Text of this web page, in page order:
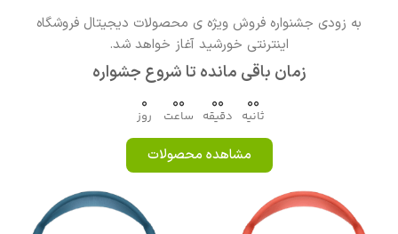
به زودی جشنواره فروش ویژه ی محصولات دیجیتال فروشگاه
اینترنتی خورشید آغاز خواهد شد.
زمان باقی مانده تا شروع جشواره
0
روز
00
ساعت
00
دقیقه
00
ثانیه
مشاهده محصولات